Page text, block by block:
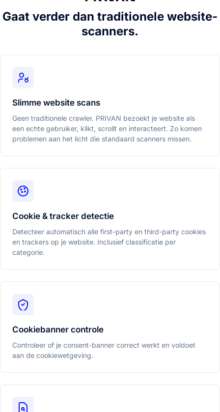
Gaat verder dan traditionele website-
scanners.
Slimme website scans
Geen traditionele crawler. PRIVAN bezoekt je website als
een echte gebruiker, klikt, scrollt en interacteert. Zo komen
problemen aan het licht die standaard scanners missen.
Cookie & tracker detectie
Detecteer automatisch alle first-party en third-party cookies
en trackers op je website. Inclusief classificatie per
categorie.
Cookiebanner controle
Controleer of je consent-banner correct werkt en voldoet
aan de cookiewetgeving.